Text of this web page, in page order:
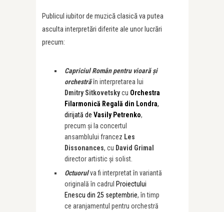
Publicul iubitor de muzică clasică va putea
asculta interpretări diferite ale unor lucrări
precum:
Capriciul Român pentru vioară și
orchestrăîn interpretarea lui
Dmitry Sitkovetskycu Orchestra
Filarmonică Regală din Londra,
dirijată de Vasily Petrenko,
precum și la concertul
ansamblului francez Les
Dissonances, cu David Grimal
director artistic și solist.
Octuorulva fi interpretat în variantă
originală în cadrul Proiectului
Enescu din 25 septembrie, în timp
ce aranjamentul pentru orchestră